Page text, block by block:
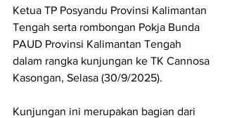
Ketua TP Posyandu Provinsi Kalimantan
Tengah serta rombongan Pokja Bunda
PAUD Provinsi Kalimantan Tengah
dalam rangka kunjungan ke TK Cannosa
Kasongan, Selasa (30/9/2025).
Kunjungan ini merupakan bagian dari